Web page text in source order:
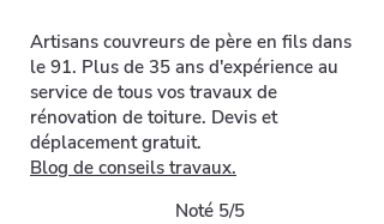
Artisans couvreurs de père en fils dans
le 91. Plus de 35 ans d'expérience au
service de tous vos travaux de
rénovation de toiture. Devis et
déplacement gratuit.
Blog de conseils travaux.
Noté 5/5